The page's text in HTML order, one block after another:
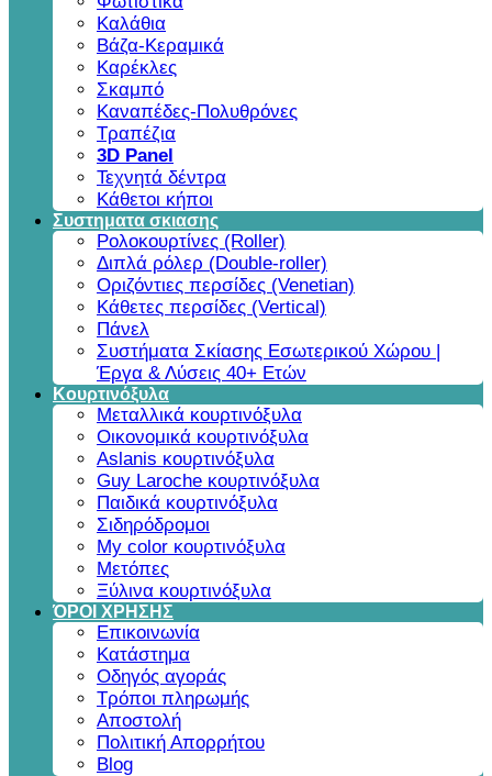
Καλάθια
Βάζα-Κεραμικά
Καρέκλες
Σκαμπό
Καναπέδες-Πολυθρόνες
Τραπέζια
3D Panel
Τεχνητά δέντρα
Κάθετοι κήποι
Συστηματα σκιασης
Ρολοκουρτίνες (Roller)
Διπλά ρόλερ (Double-roller)
Οριζόντιες περσίδες (Venetian)
Κάθετες περσίδες (Vertical)
Πάνελ
Συστήματα Σκίασης Εσωτερικού Χώρου |
Έργα & Λύσεις 40+ Ετών
Κουρτινόξυλα
Μεταλλικά κουρτινόξυλα
Οικονομικά κουρτινόξυλα
Aslanis κουρτινόξυλα
Guy Laroche κουρτινόξυλα
Παιδικά κουρτινόξυλα
Σιδηρόδρομοι
My color κουρτινόξυλα
Μετόπες
Ξύλινα κουρτινόξυλα
ΌΡΟΙ ΧΡΗΣΗΣ
Επικοινωνία
Κατάστημα
Οδηγός αγοράς
Τρόποι πληρωμής
Αποστολή
Πολιτική Απορρήτου
Blog